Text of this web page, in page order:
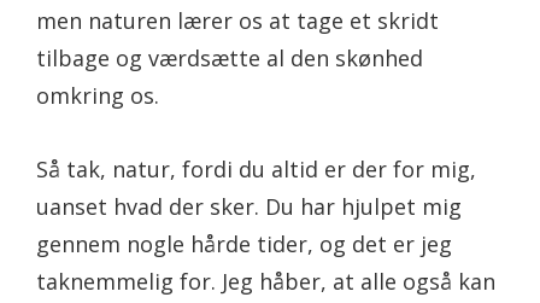
men naturen lærer os at tage et skridt
tilbage og værdsætte al den skønhed
omkring os.
Så tak, natur, fordi du altid er der for mig,
uanset hvad der sker. Du har hjulpet mig
gennem nogle hårde tider, og det er jeg
taknemmelig for. Jeg håber, at alle også kan